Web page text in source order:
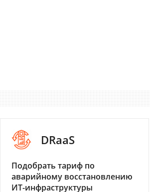
DRaaS
Подобрать тариф по
аварийному восстановлению
ИТ-инфраструктуры